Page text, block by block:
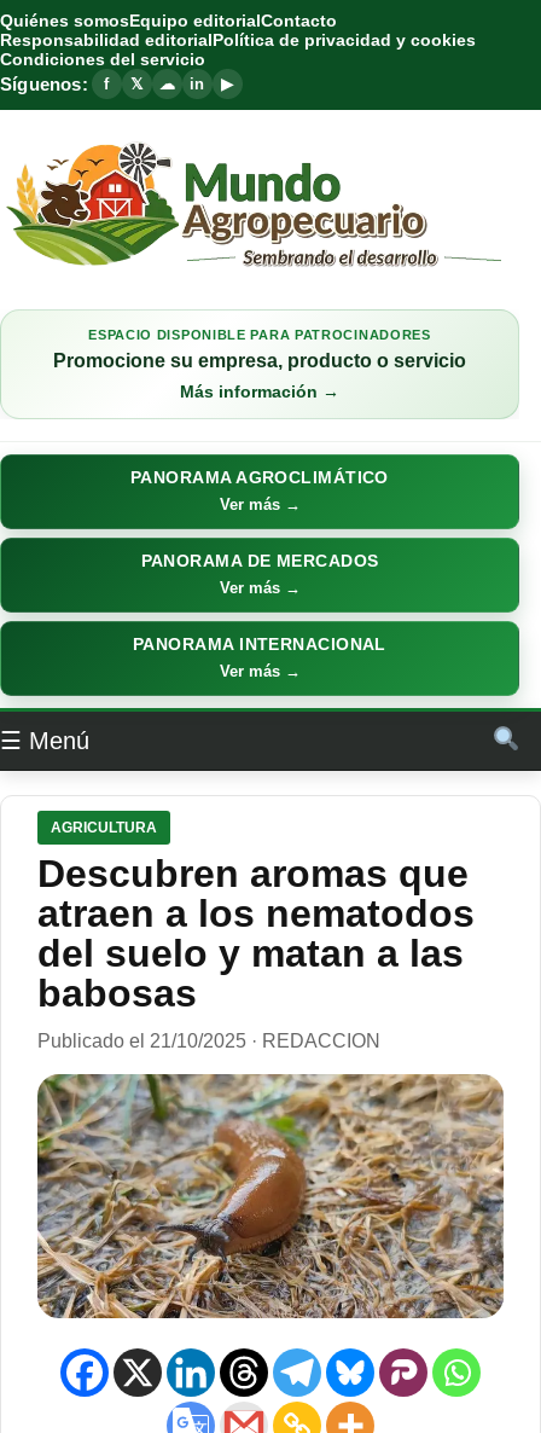
Quiénes somosEquipo editorialContacto
Responsabilidad editorialPolítica de privacidad y cookies
Condiciones del servicio
Síguenos: f 𝕏 ☁ in ▶
ESPACIO DISPONIBLE PARA PATROCINADORES
Promocione su empresa, producto o servicio
Más información →
PANORAMA AGROCLIMÁTICO
Ver más →
PANORAMA DE MERCADOS
Ver más →
PANORAMA INTERNACIONAL
Ver más →
☰ Menú
AGRICULTURA
Descubren aromas que
atraen a los nematodos
del suelo y matan a las
babosas
Publicado el 21/10/2025 · REDACCION